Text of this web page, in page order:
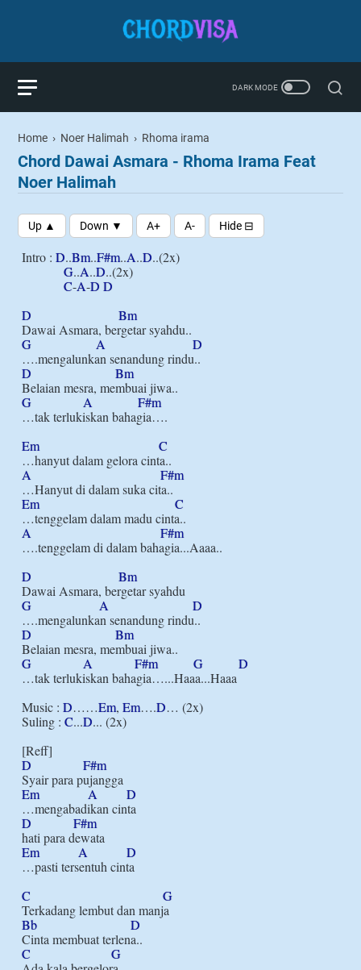
Home › Noer Halimah › Rhoma irama
Chord Dawai Asmara - Rhoma Irama Feat
Noer Halimah
Intro : D..Bm..F#m..A..D..(2x)
G..A..D..(2x)
C-A-D D
D
Bm
G
A
D
D
Bm
G
A
F#m
…tak terlukiskan bahagia….
Em
C
A
F#m
Em
C
A
F#m
….tenggelam di dalam bahagia...Aaaa..
D
Bm
G
A
D
D
Bm
G
A F#m G
D
…tak terlukiskan bahagia…...Haaa...Haaa
Music : D……Em, Em….D… (2x)
Suling : C...D... (2x)
D
F#m
Em
A
D
D
F#m
Em
A
D
…pasti tersentuh cinta
C
G
Bb
D
C
G